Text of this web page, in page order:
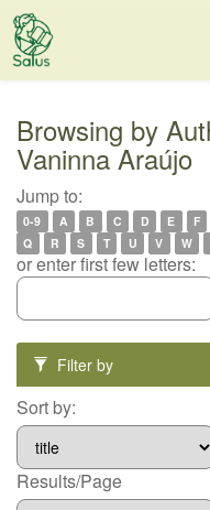
Skip
Browsing by
Vaninna Araújo
Jump to:
0-9 A B C D E F
Q
R S T U V W
or enter first few letters:
Filter by
Sort by:
Results/Page